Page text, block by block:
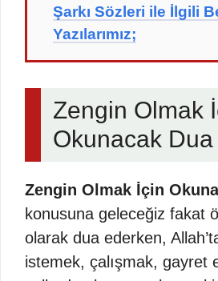
Şarkı Sözleri ile İlgili
Yazılarımız;
Zengin Olmak
Okunacak
Zengin Olmak İçin
konusuna geleceğiz fakat
olarak dua ederken,
istemek, çalışmak, gayret